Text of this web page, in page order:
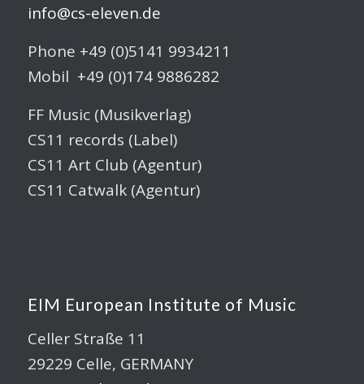
info@cs-eleven.de
Phone +49 (0)5141 9934211
Mobil +49 (0)174 9886282
FF Music (Musikverlag)
CS11 records (Label)
CS11 Art Club (Agentur)
CS11 Catwalk (Agentur)
EIM European Institute of Music
Celler Straße 11
29229 Celle, GERMANY